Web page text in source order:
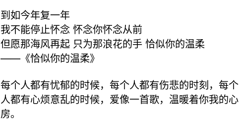
到如今年复一年
我不能停止怀念 怀念你怀念从前
但愿那海风再起 只为那浪花的手 恰似你的温柔
——《恰似你的温柔》
每个人都有忧郁的时候，每个人都有伤悲的时刻，每个
人都有心烦意乱的时候，爱像一首歌，温暖着你我的心
房。